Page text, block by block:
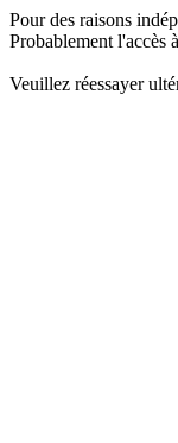
Pour des raisons
Probablement l'accès
Veuillez réessayer